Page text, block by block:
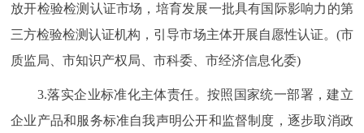
放开检验检测认证市场，培育发展一批具有国际影响力的第
三方检验检测认证机构，引导市场主体开展自愿性认证。(市
质监局、市知识产权局、市科委、市经济信息化委)
3.落实企业标准化主体责任。按照国家统一部署，建立
企业产品和服务标准自我声明公开和监督制度，逐步取消政